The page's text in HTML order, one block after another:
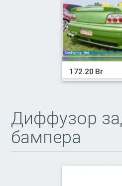
172.20 Br
Диффузор
бампера